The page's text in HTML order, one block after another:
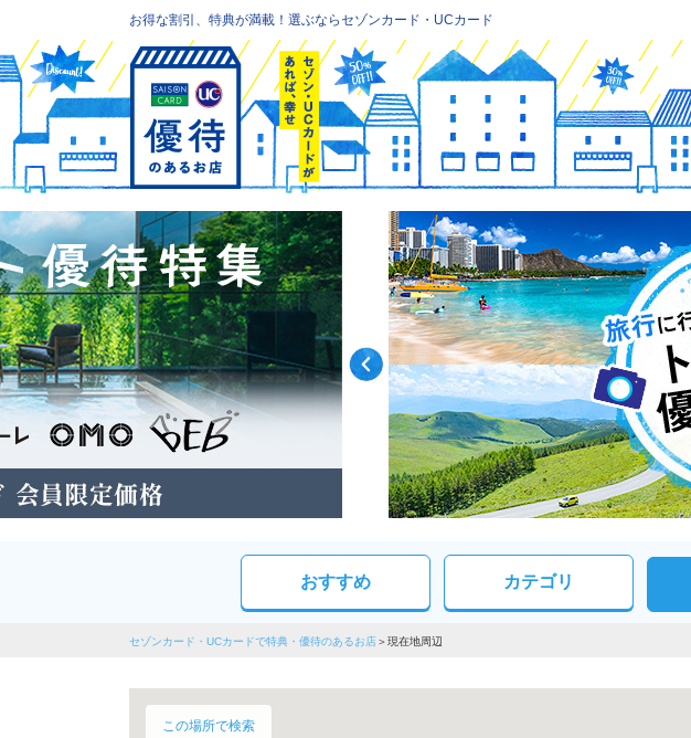
お得な割引、特典が満載！選ぶならセゾンカード・UCカード
おすすめ カテゴリ
セゾンカード・UCカードで特典・優待のあるお店 現在地周辺
この場所で検索